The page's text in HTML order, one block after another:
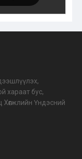
хараат бус,
Хөгжлийн Үндэсний